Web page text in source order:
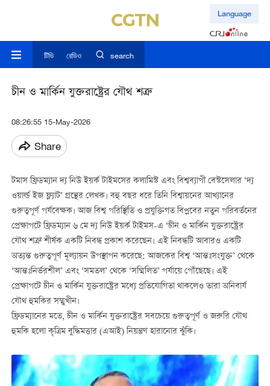
Language
টিভি রেডিও search
চীন ও মার্কিন যুক্তরাষ্ট্রের যৌথ শত্রু
08:26:55 15-May-2026
Share
টমাস ফ্রিডম্যান দ্য নিউ ইয়র্ক টাইমসের কলামিস্ট এবং বিশ্বব্যাপী বেস্টসেলার ‘দ্য
ওয়ার্ল্ড ইজ ফ্ল্যাট’ গ্রন্থের লেখক। বহু বছর ধরে তিনি বিশ্বায়নের আখ্যানের
গুরুত্বপূর্ণ পর্যবেক্ষক। আজ বিশ্ব পরিস্থিতি ও প্রযুক্তিগত বিপ্লবের নতুন পরিবর্তনের
প্রেক্ষাপটে ফ্রিডম্যান ৬ মে দ্য নিউ ইয়র্ক টাইমস-এ ‘চীন ও মার্কিন যুক্তরাষ্ট্রের
যৌথ শত্রু’ শীর্ষক একটি নিবন্ধ প্রকাশ করেছেন। এই নিবন্ধটি আবারও একটি
অত্যন্ত গুরুত্বপূর্ণ মূল্যায়ন উপস্থাপন করেছে: আজকের বিশ্ব ‘আন্তঃসংযুক্ত’ থেকে
‘আন্তঃনির্ভরশীল’ এবং ‘সমতল’ থেকে ‘সম্মিলিত’ পর্যায়ে পৌঁছেছে। এই
প্রেক্ষাপটে চীন ও মার্কিন যুক্তরাষ্ট্রের মধ্যে প্রতিযোগিতা থাকলেও তারা অনিবার্য
যৌথ হুমকির সম্মুখীন।
ফ্রিডম্যানের মতে, চীন ও মার্কিন যুক্তরাষ্ট্রের সবচেয়ে গুরুত্বপূর্ণ ও জরুরি যৌথ
হুমকি হলো কৃত্রিম বুদ্ধিমত্তার (এআই) নিয়ন্ত্রণ হারানোর ঝুঁকি।